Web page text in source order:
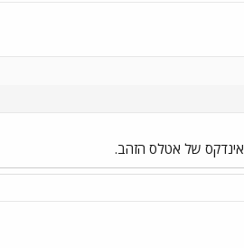
של אטלס הזהב.